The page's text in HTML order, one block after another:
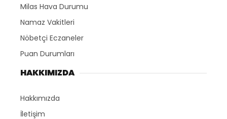
Milas Hava Durumu
Namaz Vakitleri
Nöbetçi Eczaneler
Puan Durumları
HAKKIMIZDA
Hakkımızda
İletişim